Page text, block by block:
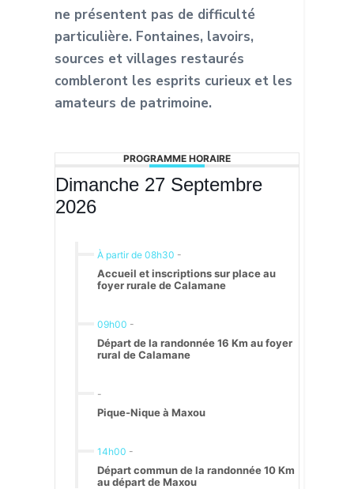
ne présentent pas de difficulté
particulière. Fontaines, lavoirs,
sources et villages restaurés
combleront les esprits curieux et les
amateurs de patrimoine.
PROGRAMME HORAIRE
Dimanche 27 Septembre
2026
À partir de 08h30 -
Accueil et inscriptions sur place au
foyer rurale de Calamane
09h00 -
Départ de la randonnée 16 Km au foyer
rural de Calamane
-
Pique-Nique à Maxou
14h00 -
Départ commun de la randonnée 10 Km
au départ de Maxou